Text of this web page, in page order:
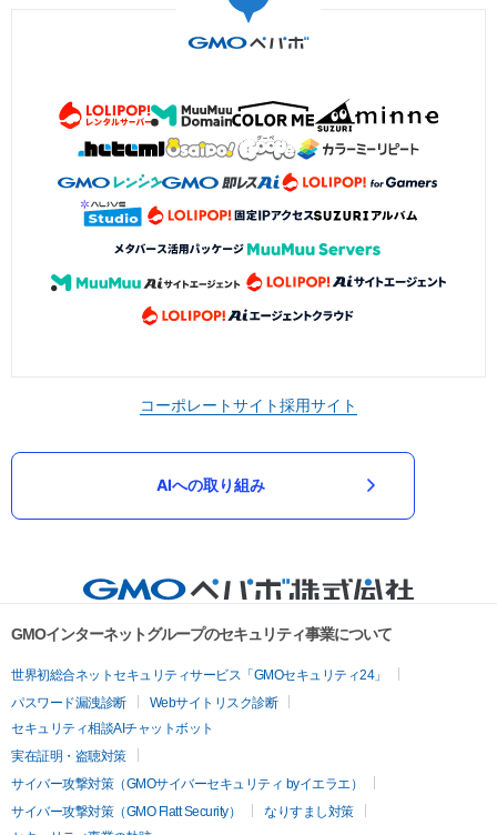
コーポレートサイト採用サイト
AIへの取り組み
GMOインターネットグループのセキュリティ事業について
世界初総合ネットセキュリティサービス「GMOセキュリティ24」
パスワード漏洩診断
Webサイトリスク診断
セキュリティ相談AIチャットボット
実在証明・盗聴対策
サイバー攻撃対策（GMOサイバーセキュリティ byイエラエ）
サイバー攻撃対策（GMO Flatt Security）
なりすまし対策